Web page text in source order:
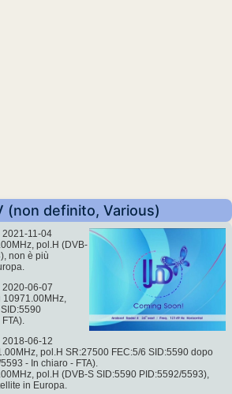
(non definito, Various)
2021-11-04
pol.H (DVB-
non è più
2020-06-07
10971.00MHz,
2018-06-12
pol.H SR:27500 FEC:5/6 SID:5590 dopo
- In chiaro - FTA).
pol.H (DVB-S SID:5590 PID:5592/5593),
in Europa.